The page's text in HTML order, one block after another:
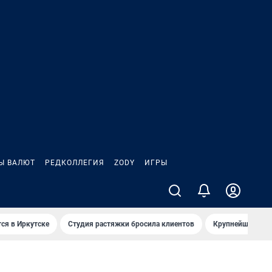
ВАЛЮТ РЕДКОЛЛЕГИЯ ZODY ИГРЫ
в Иркутске Студия растяжки бросила клиентов Крупнейшие